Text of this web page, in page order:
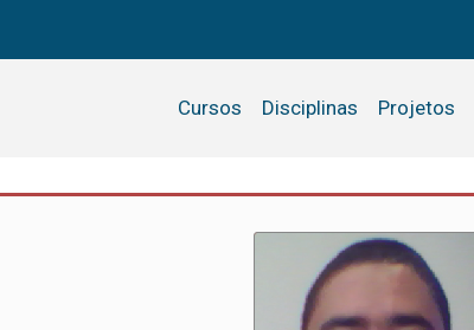
Cursos Disciplinas Projetos